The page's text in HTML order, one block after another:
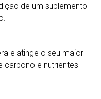
de um suplemento
e atinge o seu maior
carbono e nutrientes